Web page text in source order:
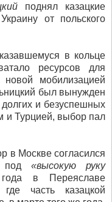
поднял казацкие
от польского
в кольце
ресурсов для
мобилизацией
был вынужден
и безуспешных
и Турцией, выбор пал
в Москве согласился
под «высокую руку
в Переяславе
часть казацкой